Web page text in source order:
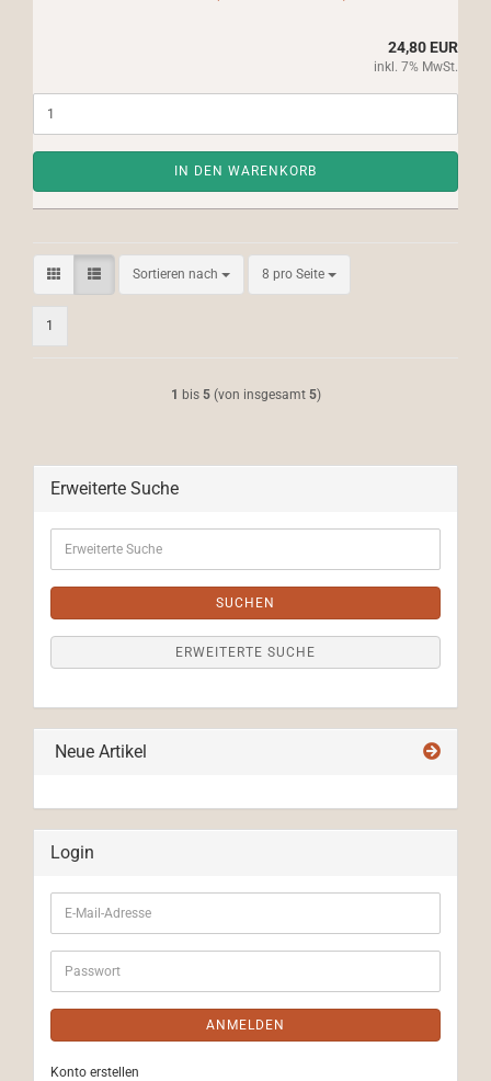
24,80 EUR
inkl. 7% MwSt.
IN DEN WARENKORB
Sortieren nach
Sortieren nach 8 pro Seite
pro Seite
1
1 bis 5(von insgesamt 5)
Erweiterte Suche
Suche
SUCHEN
ERWEITERTE SUCHE
Neue Artikel
Login
E-
Mail-
Adresse
Passwort
ANMELDEN
Konto erstellen